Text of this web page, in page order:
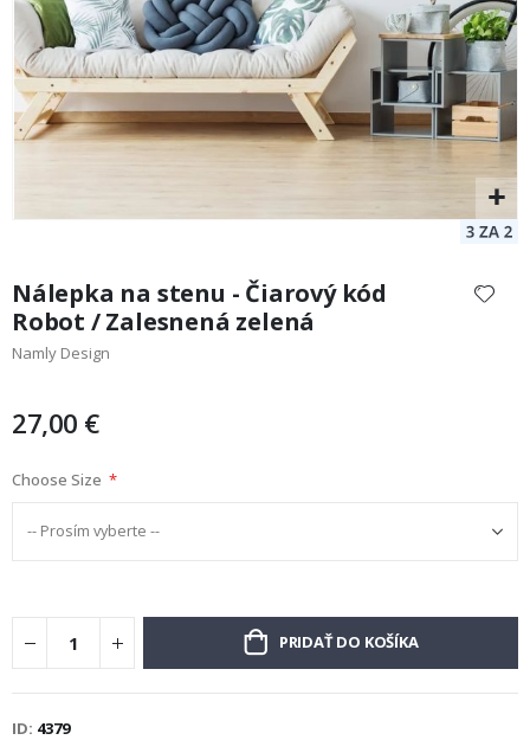
začiatok
galérie
obrázkov
Nálepka na stenu - Čiarový kód
Robot / Zalesnená zelená
Namly Design
27,00 €
Choose Size
PRIDAŤ DO KOŠÍKA
ID 4379